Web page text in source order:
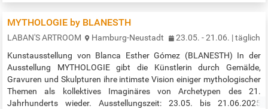
seinem Nachlass. Diese Ausstellung ist ein unabhängiges
Kunstprojekt und steht in keinem direkten Zusammenhang mit der
Marke Karl…
MYTHOLOGIE by BLANESTH
LABAN'S ARTROOM Hamburg-Neustadt
23.05. - 21.06. | täglich
Kunstausstellung von Blanca Esther Gómez (BLANESTH) In der
Ausstellung MYTHOLOGIE gibt die Künstlerin durch Gemälde,
Gravuren und Skulpturen ihre intimste Vision einiger mythologischer
Themen als kollektives Imaginäres von Archetypen des 21.
Jahrhunderts wieder. Ausstellungszeit: 23.05. bis 21.06.2025